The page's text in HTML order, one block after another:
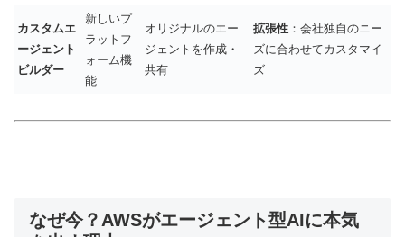
カスタムエ
ージェント
ビルダー
新しいプ
ラットフ
ォーム機
能
オリジナルのエー
ジェントを作成・
共有
拡張性 ：会社独自のニー
ズに合わせてカスタマイ
ズ
なぜ今？AWSがエージェント型AIに本気